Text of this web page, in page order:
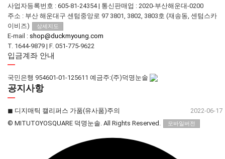
사업자등록번호 : 605-81-24354 | 통신판매업 : 2020-부산해운대-0200
주소 : 부산 해운대구 센텀중앙로 97 3801, 3802, 3803호 (재송동, 센텀스카
이비즈)
상세지도
E-mail : shop@duckmyoung.com
T. 1644-9879 | F. 051-775-9622
입금계좌 안내
국민은행 954601-01-125611 예금주:(주)덕명눈솔
공지사항
◼︎ 디지매틱 캘리퍼스 가품(유사품)주의
2022-06-17
© MITUTOYOSQUARE 덕명눈솔. All Rights Reserved.
모바일버전